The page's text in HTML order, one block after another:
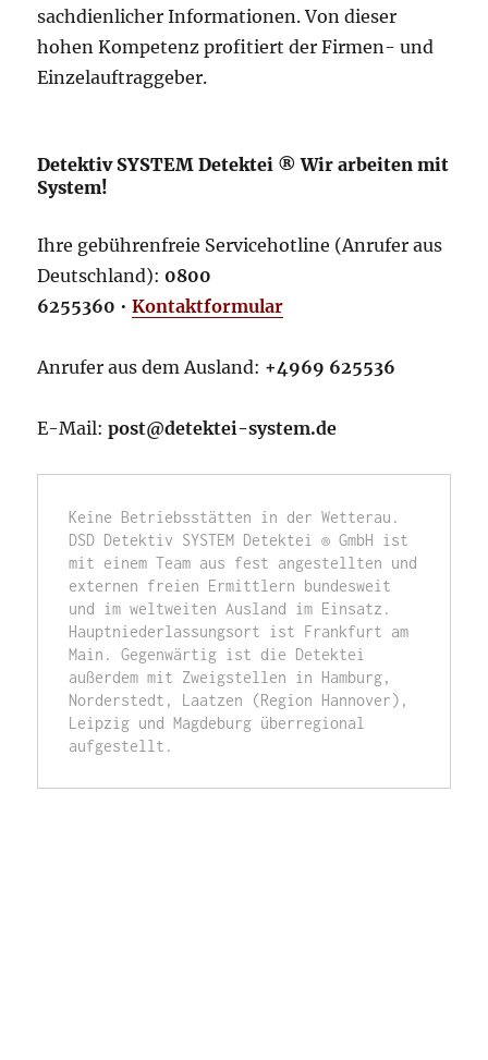
sachdienlicher Informationen. Von dieser
hohen Kompetenz profitiert der Firmen- und
Einzelauftraggeber.
Detektiv SYSTEM Detektei ® Wir arbeiten mit
System!
Ihre gebührenfreie Servicehotline (Anrufer aus
Deutschland): 0800
6255360 •Kontaktformular
Anrufer aus dem Ausland: +4969 625536
E-Mail:post@detektei-system.de
Keine Betriebsstätten in der Wetterau.
DSD Detektiv SYSTEM Detektei ® GmbH ist
mit einem Team aus fest angestellten und
externen freien Ermittlern bundesweit
und im weltweiten Ausland im Einsatz.
Hauptniederlassungsort ist Frankfurt am
Main. Gegenwärtig ist die Detektei
außerdem mit Zweigstellen in Hamburg,
Norderstedt, Laatzen (Region Hannover),
Leipzig und Magdeburg überregional
aufgestellt.